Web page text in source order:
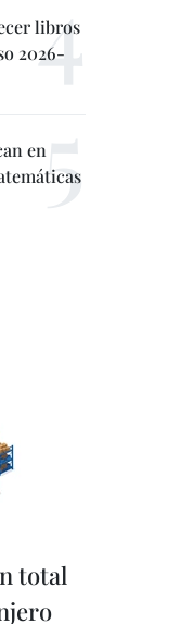
libros
2026-
en
total